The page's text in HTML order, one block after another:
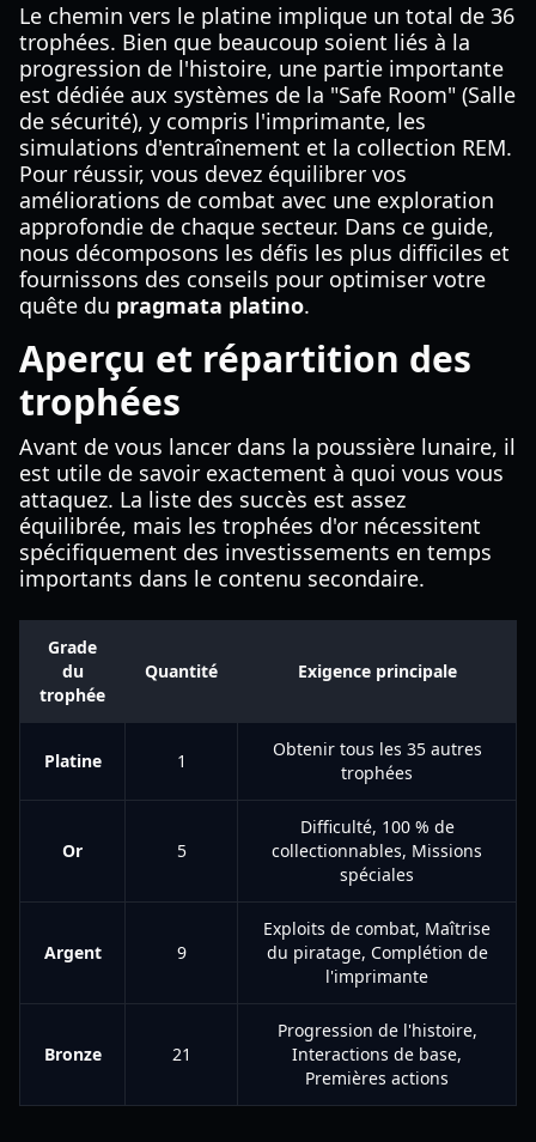
Le chemin vers le platine implique un total de 36
trophées. Bien que beaucoup soient liés à la
progression de l'histoire, une partie importante
est dédiée aux systèmes de la "Safe Room" (Salle
de sécurité), y compris l'imprimante, les
simulations d'entraînement et la collection REM.
Pour réussir, vous devez équilibrer vos
améliorations de combat avec une exploration
approfondie de chaque secteur. Dans ce guide,
nous décomposons les défis les plus difficiles et
fournissons des conseils pour optimiser votre
quête du pragmata platino.
Aperçu et répartition des
trophées
Avant de vous lancer dans la poussière lunaire, il
est utile de savoir exactement à quoi vous vous
attaquez. La liste des succès est assez
équilibrée, mais les trophées d'or nécessitent
spécifiquement des investissements en temps
importants dans le contenu secondaire.
Grade
du
trophée
Quantité Exigence principale
Platine 1
Obtenir tous les 35 autres
trophées
Or 5
Difficulté, 100 % de
collectionnables, Missions
spéciales
Argent 9
Exploits de combat, Maîtrise
du piratage, Complétion de
l'imprimante
Bronze 21
Progression de l'histoire,
Interactions de base,
Premières actions